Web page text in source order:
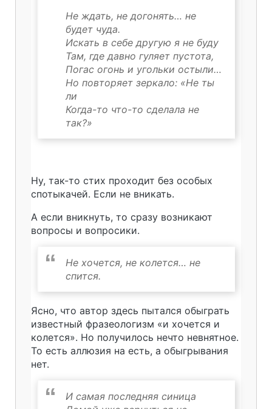
Не ждать, не догонять… не
будет чуда.
Искать в себе другую я не буду
Там, где давно гуляет пустота,
Погас огонь и угольки остыли…
Но повторяет зеркало: «Не ты
ли
Когда-то что-то сделала не
так?»
Ну, так-то стих проходит без особых
спотыкачей. Если не вникать.
А если вникнуть, то сразу возникают
вопросы и вопросики.
Не хочется, не колется… не
спится.
Ясно, что автор здесь пытался обыграть
известный фразеологизм «и хочется и
колется». Но получилось нечто невнятное.
То есть аллюзия на есть, а обыгрывания
нет.
И самая последняя синица